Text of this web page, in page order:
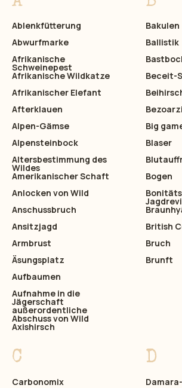
Ablenkfütterung
Abwurfmarke
Afrikanische
Schweinepest
Afrikanische Wildkatze
Afrikanischer Elefant
Afterklauen
Alpen-Gämse
Alpensteinbock
Altersbestimmung des
Wildes
Amerikanischer Schaft
Anlocken von Wild
Anschussbruch
Ansitzjagd
Armbrust
Äsungsplatz
Aufbaumen
Aufnahme in die
Jägerschaft
außerordentliche
Abschuss von Wild
Axishirsch
Bakulen
Ballistik
Beceit-
Big
Blaser
Bogen
British
Bruch
Brunft
C
Carbonomix
D